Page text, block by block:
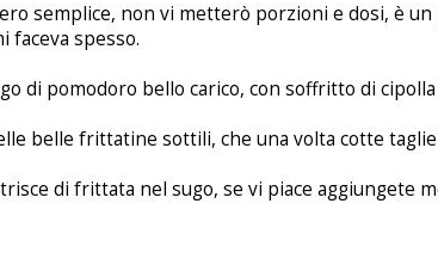
semplice, non vi metterò porzioni e dosi, è
faceva spesso.
di pomodoro bello carico, con soffritto di cipolla
belle frittatine sottili, che una volta cotte
di frittata nel sugo, se vi piace aggiungete